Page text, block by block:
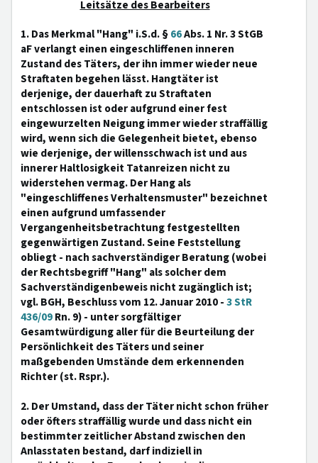
Leitsätze des Bearbeiters
1. Das Merkmal "Hang" i.S.d. §66Abs. 1 Nr. 3 StGB
aF verlangt einen eingeschliffenen inneren
Zustand des Täters, der ihn immer wieder neue
Straftaten begehen lässt. Hangtäter ist
derjenige, der dauerhaft zu Straftaten
entschlossen ist oder aufgrund einer fest
eingewurzelten Neigung immer wieder straffällig
wird, wenn sich die Gelegenheit bietet, ebenso
wie derjenige, der willensschwach ist und aus
innerer Haltlosigkeit Tatanreizen nicht zu
widerstehen vermag. Der Hang als
"eingeschliffenes Verhaltensmuster" bezeichnet
einen aufgrund umfassender
Vergangenheitsbetrachtung festgestellten
gegenwärtigen Zustand. Seine Feststellung
obliegt - nach sachverständiger Beratung (wobei
der Rechtsbegriff "Hang" als solcher dem
Sachverständigenbeweis nicht zugänglich ist;
vgl. BGH, Beschluss vom 12. Januar 2010 -3 StR
436/09Rn. 9) - unter sorgfältiger
Gesamtwürdigung aller für die Beurteilung der
Persönlichkeit des Täters und seiner
maßgebenden Umstände dem erkennenden
Richter (st. Rspr.).
2. Der Umstand, dass der Täter nicht schon früher
oder öfters straffällig wurde und dass nicht ein
bestimmter zeitlicher Abstand zwischen den
Anlasstaten bestand, darf indiziell in